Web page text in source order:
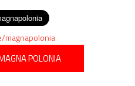
magnapolonia
POLONIA